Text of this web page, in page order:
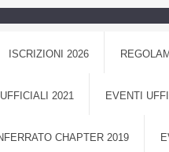
ISCRIZIONI 2026
2021 EVENTI
CHAPTER 2019